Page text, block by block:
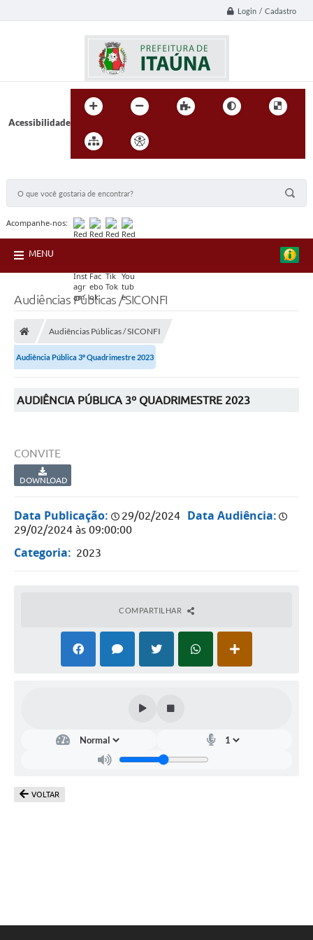
Login / Cadastro
Acessibilidade
Acompanhe-nos:
MENU
Audiências Públicas / SICONFI
Audiências Públicas / SICONFI
Audiência Pública 3º Quadrimestre 2023
AUDIÊNCIA PÚBLICA 3º QUADRIMESTRE 2023
CONVITE
DOWNLOAD
Data Publicação: 29/02/2024 Data Audiência:
29/02/2024 às 09:00:00
Categoria: 2023
COMPARTILHAR
VOLTAR